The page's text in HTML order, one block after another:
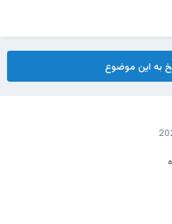
به این موضوع